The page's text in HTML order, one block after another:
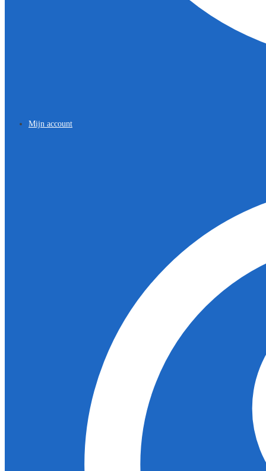
Mijn account